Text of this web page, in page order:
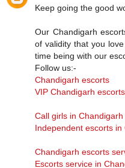
Keep going the good
Our Chandigarh
of validity that you
time being with our
Follow us:-
Chandigarh escorts
VIP Chandigarh escorts
Call girls in Chandigarh
Independent escorts in
Chandigarh escorts
Escorts service in